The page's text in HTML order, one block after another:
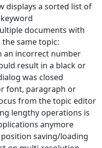
displays a sorted list of
documents with
same topic:
an incorrect number
result in a black or
was closed
font, paragraph or
from the topic editor
lengthy operations is
anymore
saving/loading